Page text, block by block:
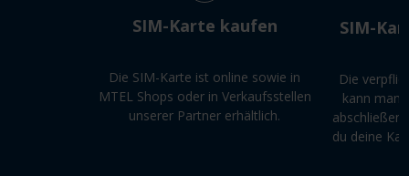
SIM-Karte kaufen
Die SIM-Karte ist online sowie in
MTEL Shops oder in Verkaufsstellen
unserer Partner erhältlich.
SIM-
Die
kann man
abschließen.
du deine